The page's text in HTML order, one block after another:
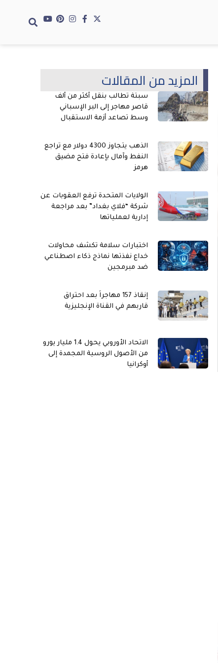
المزيد من المقالات
سبتة تطالب بنقل أكثر من ألف
قاصر مهاجر إلى البر الإسباني
وسط تصاعد أزمة الاستقبال
الذهب يتجاوز 4300 دولار مع تراجع
النفط وآمال بإعادة فتح مضيق
هرمز
الولايات المتحدة ترفع العقوبات عن
شركة “فلاي بغداد” بعد مراجعة
إدارية لعملياتها
اختبارات سلامة تكشف محاولات
خداع نفذتها نماذج ذكاء اصطناعي
ضد مبرمجين
إنقاذ 157 مهاجراً بعد احتراق
قاربهم في القناة الإنجليزية
الاتحاد الأوروبي يحول 1.4 مليار يورو
من الأصول الروسية المجمدة إلى
أوكرانيا